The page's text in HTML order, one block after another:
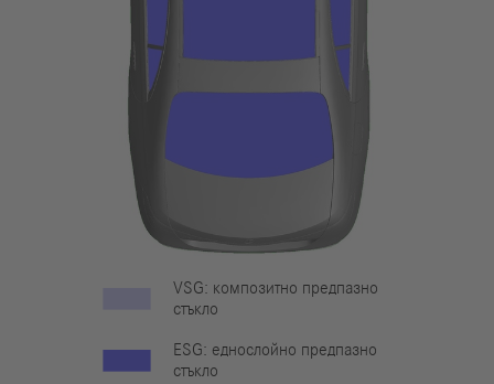
VSG: композитно предпазно
стъкло
ESG: еднослойно предпазно
стъкло